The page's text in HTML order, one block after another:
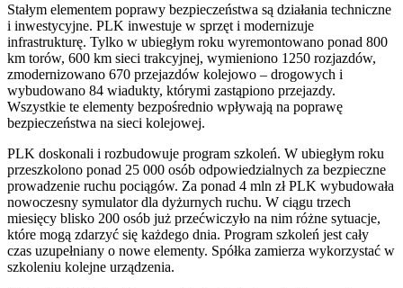
Stałym elementem poprawy bezpieczeństwa są działania techniczne
i inwestycyjne. PLK inwestuje w sprzęt i modernizuje
infrastrukturę. Tylko w ubiegłym roku wyremontowano ponad 800
km torów, 600 km sieci trakcyjnej, wymieniono 1250 rozjazdów,
zmodernizowano 670 przejazdów kolejowo – drogowych i
wybudowano 84 wiadukty, którymi zastąpiono przejazdy.
Wszystkie te elementy bezpośrednio wpływają na poprawę
bezpieczeństwa na sieci kolejowej.
PLK doskonali i rozbudowuje program szkoleń. W ubiegłym roku
przeszkolono ponad 25 000 osób odpowiedzialnych za bezpieczne
prowadzenie ruchu pociągów. Za ponad 4 mln zł PLK wybudowała
nowoczesny symulator dla dyżurnych ruchu. W ciągu trzech
miesięcy blisko 200 osób już przećwiczyło na nim różne sytuacje,
które mogą zdarzyć się każdego dnia. Program szkoleń jest cały
czas uzupełniany o nowe elementy. Spółka zamierza wykorzystać w
szkoleniu kolejne urządzenia.